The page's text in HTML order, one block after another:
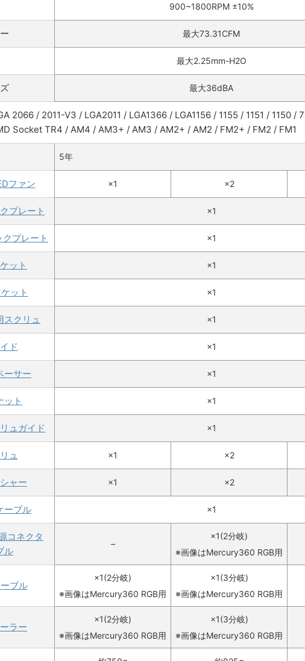
900~1800RPM ±10%
最大73.31CFM
最大2.25mm-H2O
最大36dBA
2066 / 2011-V3 / LGA2011 / LGA1366 / LGA1156 / 1155 / 1151 / 1150 /
Socket TR4 / AM4 / AM3+ / AM3 / AM2+ / AM2 / FM2+ / FM2 / FM1
5年
ファン ×1 ×2
プレート ×1
プレート ×1
ット ×1
ット ×1
スクリュ ×1
ド ×1
ーサー ×1
ット ×1
ュガイド ×1
ュ ×1 ×2
ャー ×1 ×2
ーブル ×1
コネクタ
ル
–
×1(2分岐)
※画像はMercury360 RGB用
ブル
×1(2分岐)
※画像はMercury360 RGB用
×1(3分岐)
※画像はMercury360 RGB用
ラー
×1(2分岐)
※画像はMercury360 RGB用
×1(3分岐)
※画像はMercury360 RGB用